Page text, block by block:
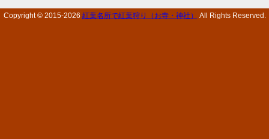
Copyright © 2015-2026 紅葉名所で紅葉狩り（お寺・神社） All Rights Reserved.